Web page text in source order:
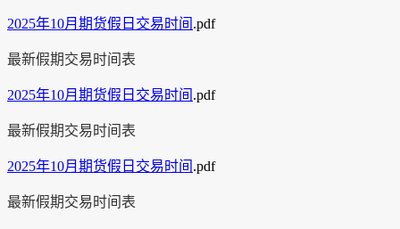
2025年10月期货假日交易时间 .pdf
最新假期交易时间表
2025年10月期货假日交易时间 .pdf
最新假期交易时间表
2025年10月期货假日交易时间 .pdf
最新假期交易时间表